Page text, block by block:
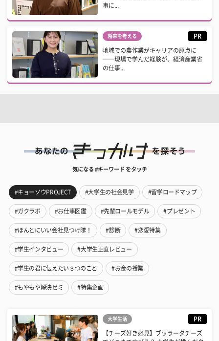
事に...
将来を考える PR
地域での農作業がキャリアの原点に
──現場で学んだ経験が、経済産業省
の仕事...
気になる #キーワード をタッチ
#キョーソウPROJECT #大学生の社会見学 #留学ロードマップ
#ガクラボ #お仕事図鑑 #先輩ロールモデル #プレゼント
#ほんとにいい会社見つけ隊！ #診断 #恋愛特集
#学生インタビュー #大学生正直レビュー
#学生の君に伝えたい３つのこと #お金の授業
#もやもや解決ゼミ #特集企画
大学生活 PR
【チーズ好き必見】ブッラータチーズ